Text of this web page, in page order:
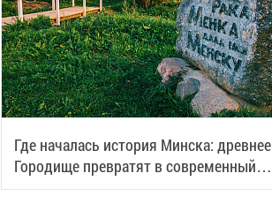
Где началась история Минска: древнее
Городище превратят в современный
туристический центр